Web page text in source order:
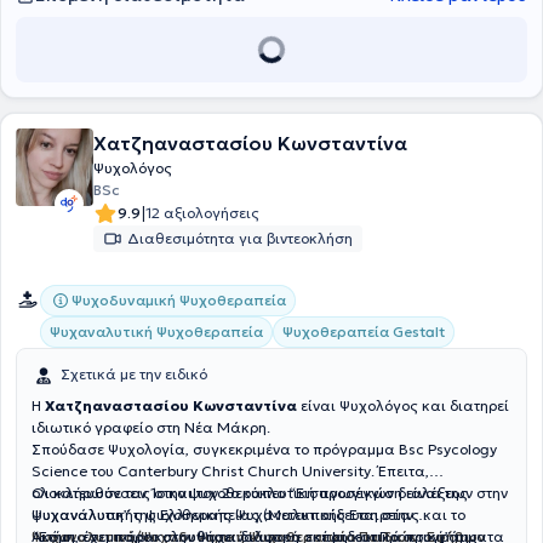
υποστηρίζουμε την εξέλιξη παιδιού κι οικογένειας, ξεχωριστά. Στα
Λογοθεραπείας, Εργοθεραπείας, Ειδικό Παιδαγωγικό,
Χατζηαναστασίου Κωνσταντίνα
Ψυχολόγος
BSc
9.9|12 αξιολογήσεις
Διαθεσιμότητα για βιντεοκλήση
Ψυχοδυναμική Ψυχοθεραπεία
Ψυχαναλυτική Ψυχοθεραπεία
Ψυχοθεραπεία Gestalt
Σχετικά με την ειδικό
Η Χατζηαναστασίου Κωνσταντίνα είναι Ψυχολόγος και διατηρεί
ιδιωτικό γραφείο στη Νέα Μάκρη.
Σπούδασε Ψυχολογία, συγκεκριμένα το πρόγραμμα Bsc Psycology
Science του Canterbury Christ Church University. Έπειτα,
ολοκλήρωσε τον 1ο και τον 2ο κύκλο “Εισαγωγικών διαλέξεων στην
Ψυχανάλυση” της Ελληνικής Ψυχαναλυτικής Εταιρείας και το
“Ετήσιο σεμινάριο στην Ψυχαναλυτική σκέψη και Πρακτική” της
Οι κατευθύνσεις στην ψυχοθεραπευτική προσέγγιση είναι της
ψυχαναλυτικής ψυχοθεραπείας (Μετεκπαίδευση στην
Ψυχαναλυτική/Ψυχοδυναμική Ψυχοθεραπεία Παιδιών, Εφήβων
Ακόμη, έχει παρακολουθήσει διάφορα εκπαιδευτικά προγράμματα